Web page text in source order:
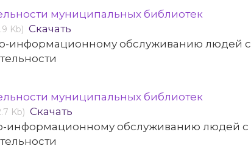
муниципальных библиотек
Kb) Скачать
информационному обслуживанию людей с
муниципальных библиотек
Kb) Скачать
информационному обслуживанию людей с